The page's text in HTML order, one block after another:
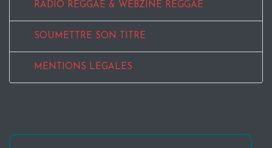
RADIO REGGAE & WEBZINE REGGAE
SOUMETTRE SON TITRE
MENTIONS LEGALES